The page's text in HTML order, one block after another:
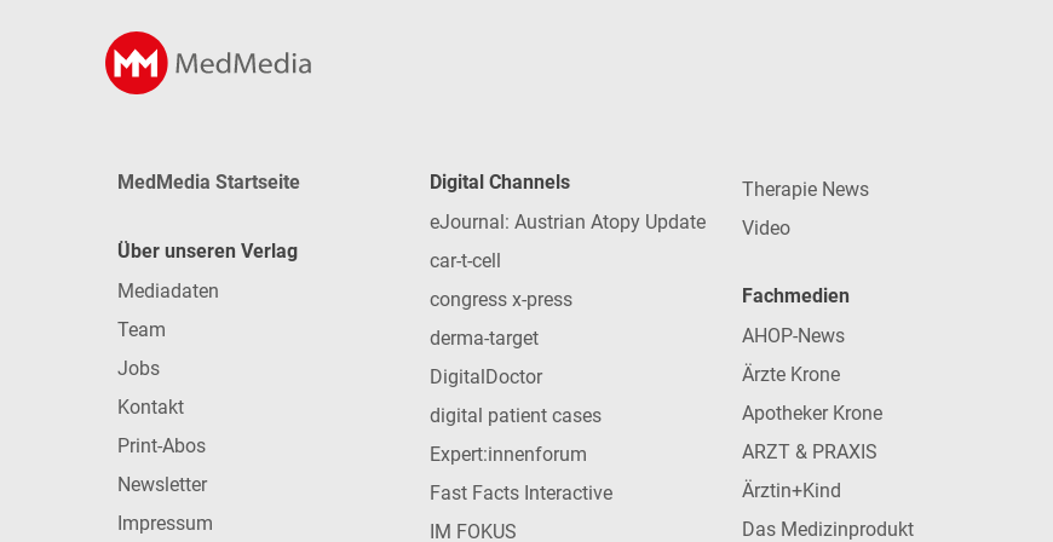
MedMedia Startseite
Über unseren Verlag
Mediadaten
Team
Jobs
Kontakt
Print-Abos
Newsletter
Impressum
Digital Channels
eJournal: Austrian Atopy Update
car-t-cell
congress x-press
derma-target
DigitalDoctor
digital patient cases
Expert:innenforum
Fast Facts Interactive
IM FOKUS
Therapie News
Video
Fachmedien
AHOP-News
Ärzte Krone
Apotheker Krone
ARZT & PRAXIS
Ärztin+Kind
Das Medizinprodukt